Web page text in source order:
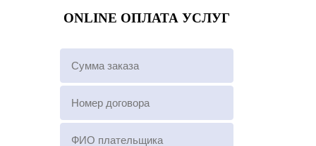
ONLINE ОПЛАТА УСЛУГ